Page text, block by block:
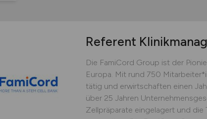
Referent
Die FamiCord Group ist der
Europa. Mit rund 750
tätig und erwirtschaften einen
über 25 Jahren
Zellpräparate eingelagert und